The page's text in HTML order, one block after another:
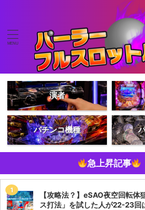
演者
パチンコ機種
急上昇記事
【攻略法？】eSAO夜空回転体
ス打法」を試した人が22-23回